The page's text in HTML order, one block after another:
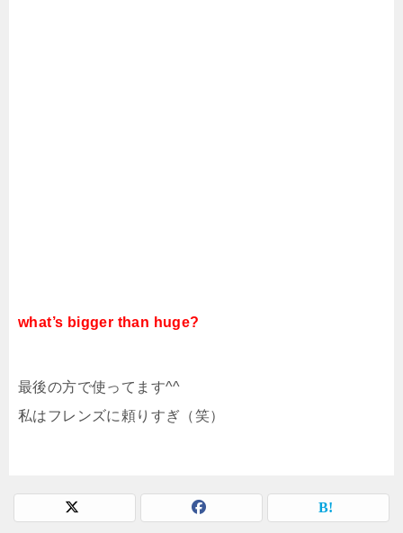
what’s bigger than huge?
最後の方で使ってます^^
私はフレンズに頼りすぎ（笑）